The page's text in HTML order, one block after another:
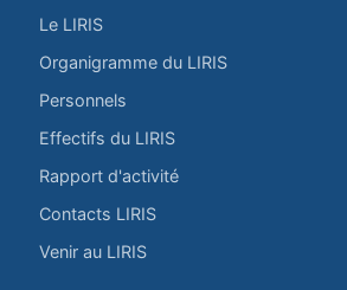
Le LIRIS
Organigramme du LIRIS
Personnels
Effectifs du LIRIS
Rapport d'activité
Contacts LIRIS
Venir au LIRIS